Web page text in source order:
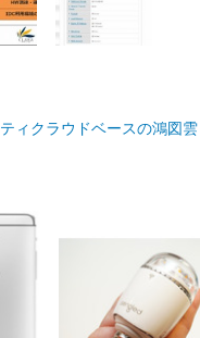
SIHOO B100 オフィスチェア
／デスクチェア メッシュチェ
ムモニター | FlexScan
ニ
Amazonベーシック ペットシ
ーツ 厚型 ワイド 42枚x2袋(84
ィクラウドベースの鴻図